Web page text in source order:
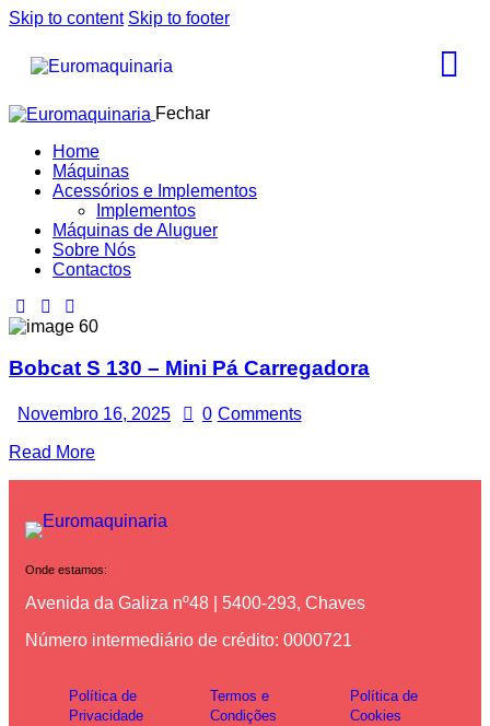
Skip to content Skip to footer
Fechar
Home
Máquinas
Acessórios e Implementos
Implementos
Máquinas de Aluguer
Sobre Nós
Contactos
Bobcat S 130 – Mini Pá Carregadora
Novembro 16, 2025 0 Comments
Read More
Onde estamos:
Avenida da Galiza nº48 | 5400-293, Chaves
Número intermediário de crédito: 0000721
Política de
Privacidade
Termos e
Condições
Política de
Cookies